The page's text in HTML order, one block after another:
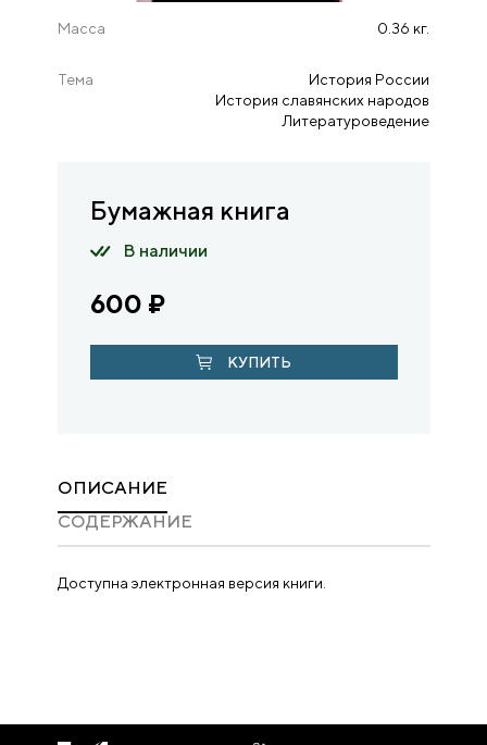
Масса 0.36 кг.
Тема
История России
История славянских народов
Литературоведение
Бумажная книга
В наличии
600 ₽
КУПИТЬ
ОПИСАНИЕ
CОДЕРЖАНИЕ
Доступна электронная версия книги.